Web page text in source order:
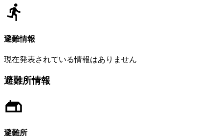
避難情報
現在発表されている情報はありません
避難所情報
避難所